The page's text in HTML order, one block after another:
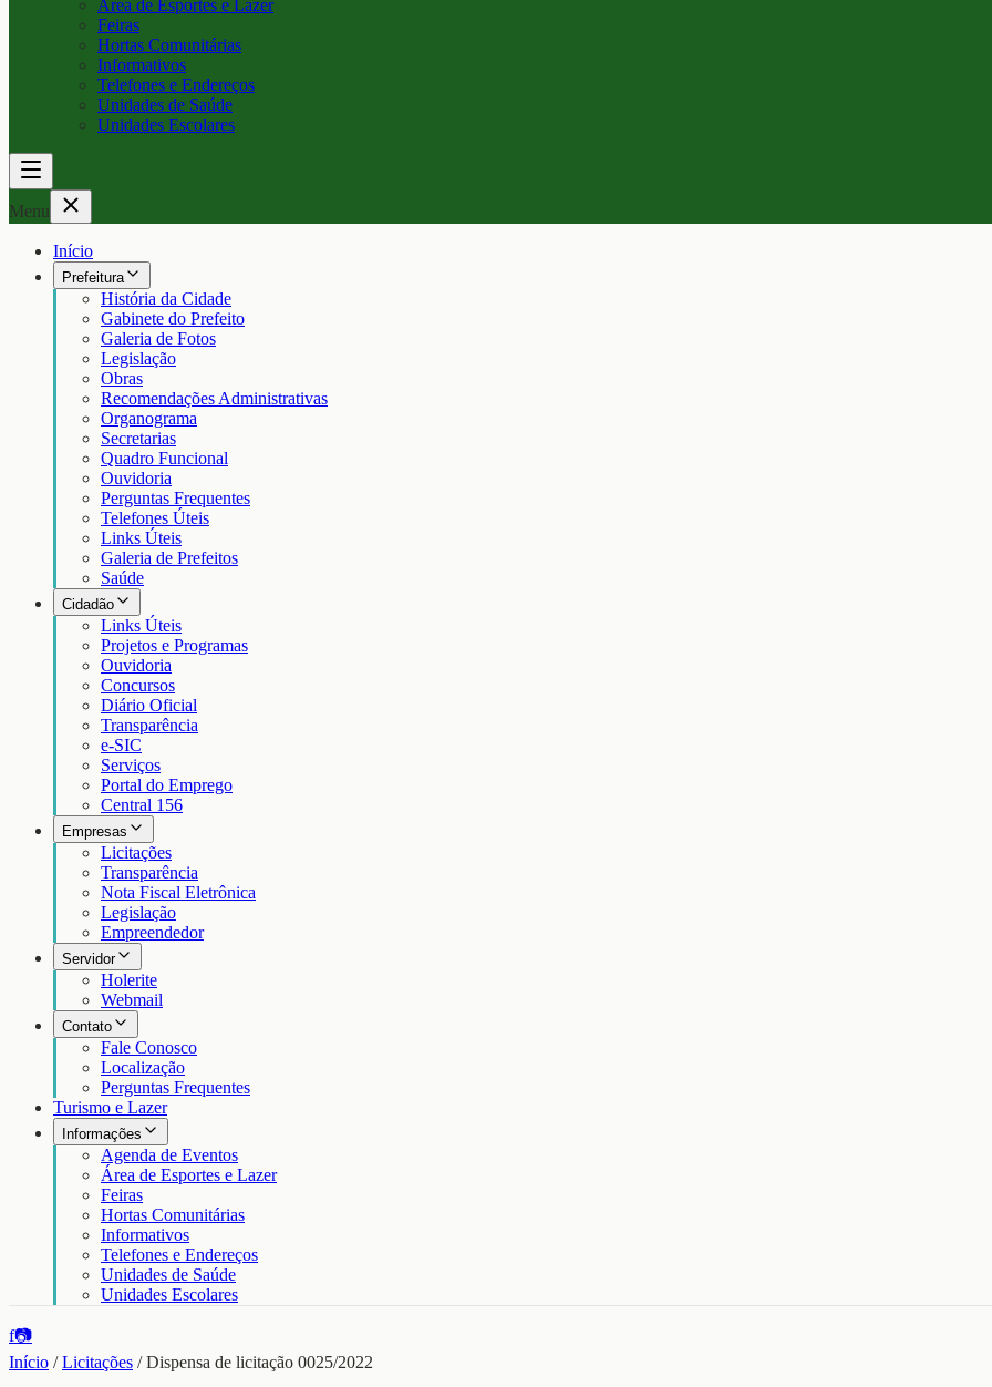
Área de Esportes e Lazer
Feiras
Hortas Comunitárias
Informativos
Telefones e Endereços
Unidades de Saúde
Unidades Escolares
Menu
Início
Prefeitura
História da Cidade
Gabinete do Prefeito
Galeria de Fotos
Legislação
Obras
Recomendações Administrativas
Organograma
Secretarias
Quadro Funcional
Ouvidoria
Perguntas Frequentes
Telefones Úteis
Links Úteis
Galeria de Prefeitos
Saúde
Cidadão
Links Úteis
Projetos e Programas
Ouvidoria
Concursos
Diário Oficial
Transparência
e-SIC
Serviços
Portal do Emprego
Central 156
Empresas
Licitações
Transparência
Nota Fiscal Eletrônica
Legislação
Empreendedor
Servidor
Holerite
Webmail
Contato
Fale Conosco
Localização
Perguntas Frequentes
Turismo e Lazer
Informações
Agenda de Eventos
Área de Esportes e Lazer
Feiras
Hortas Comunitárias
Informativos
Telefones e Endereços
Unidades de Saúde
Unidades Escolares
f📷
Início /Licitações /Dispensa de licitação 0025/2022